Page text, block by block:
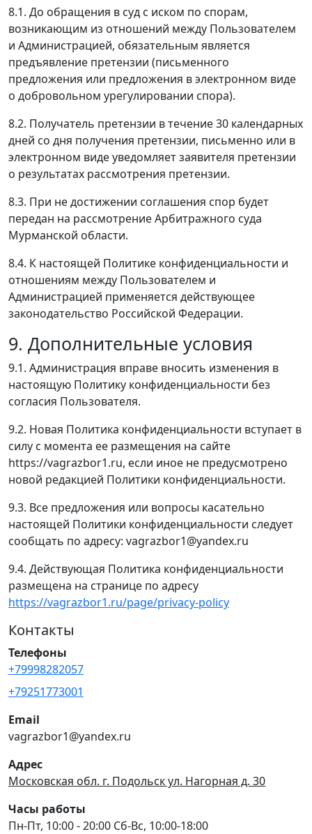
8.1. До обращения в суд с иском по спорам,
возникающим из отношений между Пользователем
и Администрацией, обязательным является
предъявление претензии (письменного
предложения или предложения в электронном виде
о добровольном урегулировании спора).
8.2. Получатель претензии в течение 30 календарных
дней со дня получения претензии, письменно или в
электронном виде уведомляет заявителя претензии
о результатах рассмотрения претензии.
8.3. При не достижении соглашения спор будет
передан на рассмотрение Арбитражного суда
Мурманской области.
8.4. К настоящей Политике конфиденциальности и
отношениям между Пользователем и
Администрацией применяется действующее
законодательство Российской Федерации.
9. Дополнительные условия
9.1. Администрация вправе вносить изменения в
настоящую Политику конфиденциальности без
согласия Пользователя.
9.2. Новая Политика конфиденциальности вступает в
силу с момента ее размещения на сайте
https://vagrazbor1.ru, если иное не предусмотрено
новой редакцией Политики конфиденциальности.
9.3. Все предложения или вопросы касательно
настоящей Политики конфиденциальности следует
сообщать по адресу: vagrazbor1@yandex.ru
9.4. Действующая Политика конфиденциальности
размещена на странице по адресу
https://vagrazbor1.ru/page/privacy-policy
Контакты
Телефоны
+79998282057
+79251773001
Email
vagrazbor1@yandex.ru
Адрес
Московская обл. г. Подольск ул. Нагорная д. 30
Часы работы
Пн-Пт, 10:00 - 20:00 Сб-Вс, 10:00-18:00